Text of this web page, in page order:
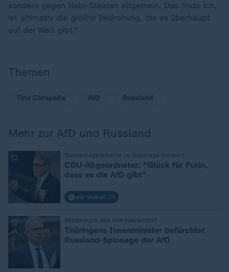
sondern gegen Nato-Staaten allgemein. Das finde ich,
ist ultimativ die größte Bedrohung, die es überhaupt
auf der Welt gibt."
Themen
Tino Chrupalla AfD Russland
Mehr zur AfD und Russland
Bundestagsdebatte zu Spionage-Vorwurf
CDU-Abgeordneter: "Glück für Putin,
dass es die AfD gibt"
mit Video6:06
Missbrauch des Anfragerechts?
Thüringens Innenminister befürchtet
Russland-Spionage der AfD